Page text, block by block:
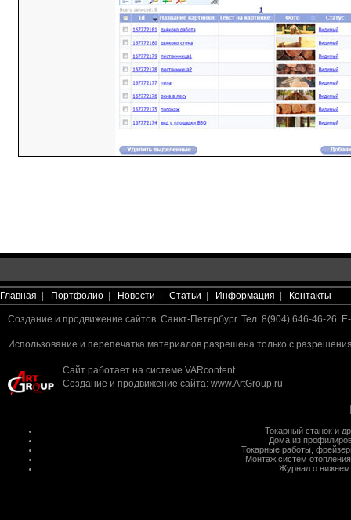
Главная | Портфолио | Новости | Статьи | Информация | Контакты
Создание и продвижение сайтов. Санкт-Петербург. Тел. 8(904) 646-46-26.
Использование и перепечатка материалов разрешена только с
Сайт работает на системе VARcontent
Создание и продвижение сайта: www.ArtGroup.ru
Токарный станок и
Дома из
Токарные работы
Монтаж систем отопления
Журнал о нижнем